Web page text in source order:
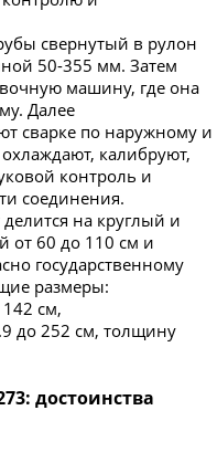
свернутый в рулон
50-355 мм. Затем
машину, где она
Далее
сварке по наружному и
калибруют,
контроль и
соединения.
на круглый и
60 до 110 см и
государственному
размеры:
см,
до 252 см, толщину
достоинства